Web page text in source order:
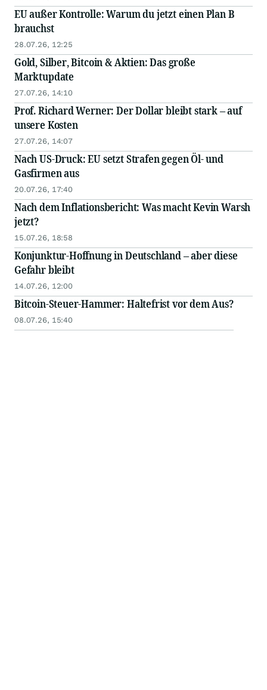
EU außer Kontrolle: Warum du jetzt einen Plan B
brauchst
28.07.26, 12:25
Gold, Silber, Bitcoin & Aktien: Das große
Marktupdate
27.07.26, 14:10
Prof. Richard Werner: Der Dollar bleibt stark – auf
unsere Kosten
27.07.26, 14:07
Nach US-Druck: EU setzt Strafen gegen Öl- und
Gasfirmen aus
20.07.26, 17:40
Nach dem Inflationsbericht: Was macht Kevin Warsh
jetzt?
15.07.26, 18:58
Konjunktur-Hoffnung in Deutschland – aber diese
Gefahr bleibt
14.07.26, 12:00
Bitcoin-Steuer-Hammer: Haltefrist vor dem Aus?
08.07.26, 15:40